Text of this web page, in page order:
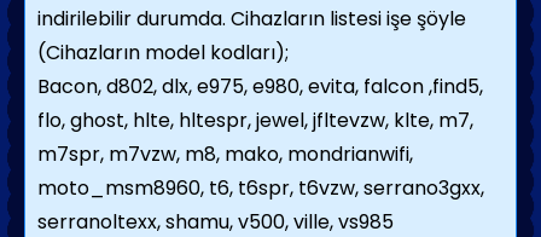
indirilebilir durumda. Cihazların listesi işe şöyle
(Cihazların model kodları);
Bacon, d802, dlx, e975, e980, evita, falcon ,find5,
flo, ghost, hlte, hltespr, jewel, jfltevzw, klte, m7,
m7spr, m7vzw, m8, mako, mondrianwifi,
moto_msm8960, t6, t6spr, t6vzw, serrano3gxx,
serranoltexx, shamu, v500, ville, vs985